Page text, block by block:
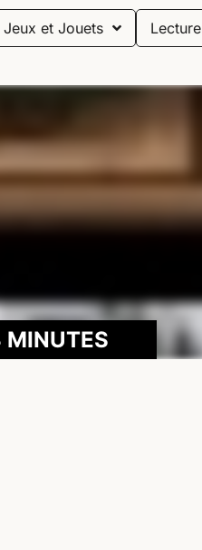
Jeux et Jouets Lecture
MINUTES